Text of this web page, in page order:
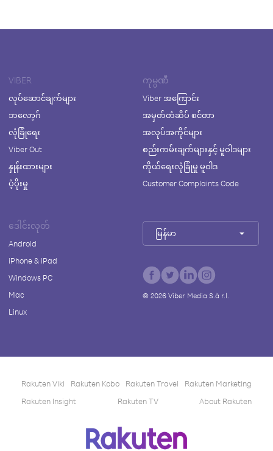
VIBER
လုပ်ဆောင်ချက်များ
ဘလော့ဂ်
လုံခြုံရေး
Viber Out
နှုန်းထားများ
ပံ့ပိုးမှု
ကုမ္ပဏီ
Viber အကြောင်း
အမှတ်တံဆိပ် စင်တာ
အလုပ်အကိုင်များ
စည်းကမ်းချက်များနှင့် မူဝါဒများ
ကိုယ်ရေးလုံခြုံမှု မူဝါဒ
Customer Complaints Code
ဒေါင်းလုတ်
Android
iPhone & iPad
Windows PC
Mac
Linux
မြန်မာ
© 2026Viber Media S.à r.l.
Rakuten Viki Rakuten Kobo Rakuten Travel
Rakuten Marketing
Rakuten Insight
Rakuten TV About Rakuten